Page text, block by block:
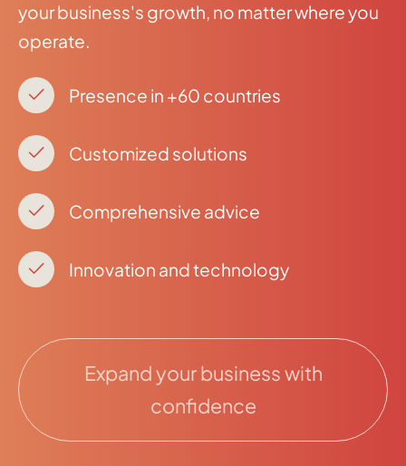
your business's growth, no matter where you
operate.
Presence in +60 countries
Customized solutions
Comprehensive advice
Innovation and technology
Expand your business with
confidence